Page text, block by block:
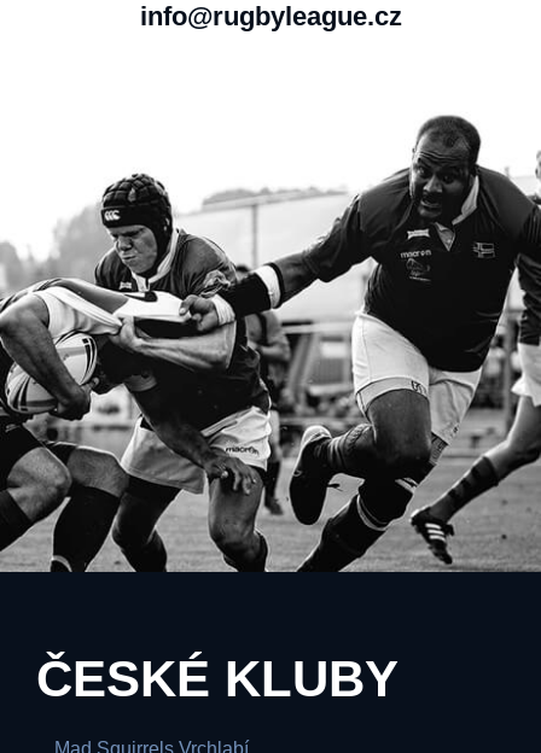
info@rugbyleague.cz
ČESKÉ KLUBY